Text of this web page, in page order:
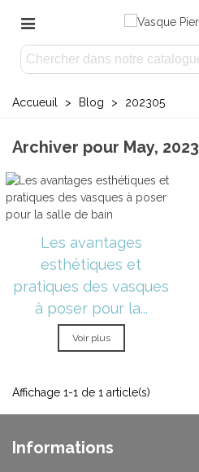
Accueuil > Blog > 202305
Archiver pour May, 2023
Les avantages
esthétiques et
pratiques des vasques
à poser pour la...
Voir plus
Affichage 1-1 de 1 article(s)
Informations